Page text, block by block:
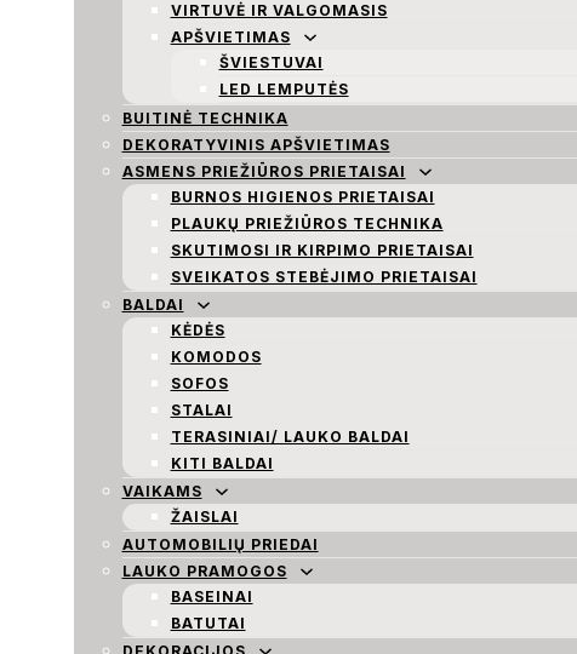
VIRTUVĖ IR VALGOMASIS
APŠVIETIMAS
ŠVIESTUVAI
LED LEMPUTĖS
BUITINĖ TECHNIKA
DEKORATYVINIS APŠVIETIMAS
ASMENS PRIEŽIŪROS PRIETAISAI
BURNOS HIGIENOS PRIETAISAI
PLAUKŲ PRIEŽIŪROS TECHNIKA
SKUTIMOSI IR KIRPIMO PRIETAISAI
SVEIKATOS STEBĖJIMO PRIETAISAI
BALDAI
KĖDĖS
KOMODOS
SOFOS
STALAI
TERASINIAI/ LAUKO BALDAI
KITI BALDAI
VAIKAMS
ŽAISLAI
AUTOMOBILIŲ PRIEDAI
LAUKO PRAMOGOS
BASEINAI
BATUTAI